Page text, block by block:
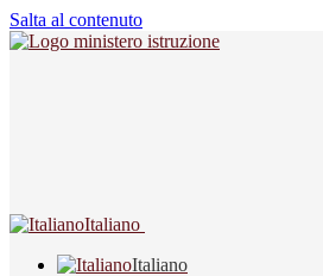
Salta al contenuto
Italiano
Italiano